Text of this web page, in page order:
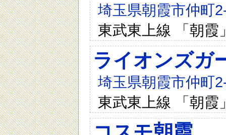
埼玉県朝霞市仲町
東武東上線 「朝霞
ライオンズガ
埼玉県朝霞市仲町
東武東上線 「朝霞